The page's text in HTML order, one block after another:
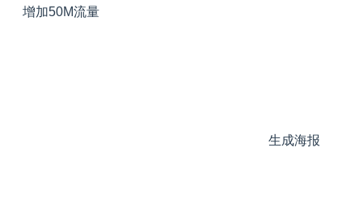
增加50M流量
生成海报